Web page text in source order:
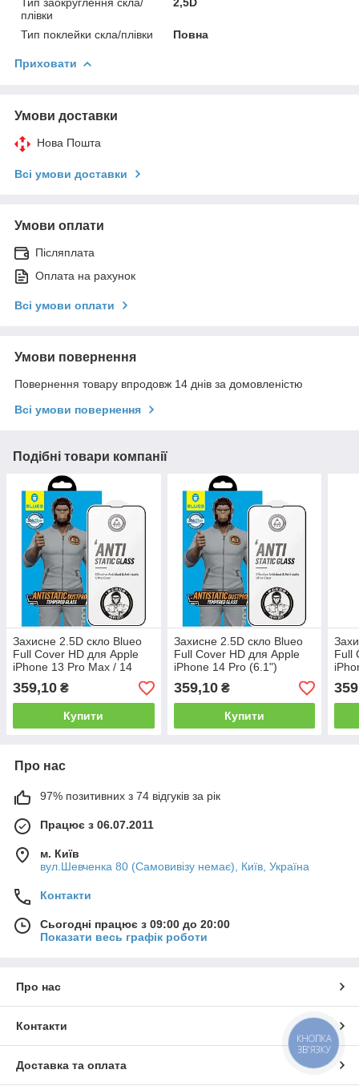
плівки
Тип поклейки скла/плівки Повна
Приховати
Умови доставки
Нова Пошта
Всі умови доставки
Умови оплати
Післяплата
Оплата на рахунок
Всі умови оплати
Умови повернення
Повернення товару впродовж 14 днів за домовленістю
Всі умови повернення
Подібні товари компанії
Захисне 2.5D скло Blueo
Full Cover HD для Apple
iPhone 13 Pro Max / 14
Plus (6.7")
359,10 ₴
Купити
Захисне 2.5D скло Blueo
Full Cover HD для Apple
iPhone 14 Pro (6.1")
359,10₴
Купити
Full
Про нас
97% позитивних з 74 відгуків за рік
Працює з 06.07.2011
м. Київ
вул.Шевченка 80 (Самовивізу немає), Київ, Україна
Контакти
Сьогодні працює з 09:00 до 20:00
Показати весь графік роботи
Про нас
Контакти
Доставка та оплата
КНОПКА
ЗВ'ЯЗКУ